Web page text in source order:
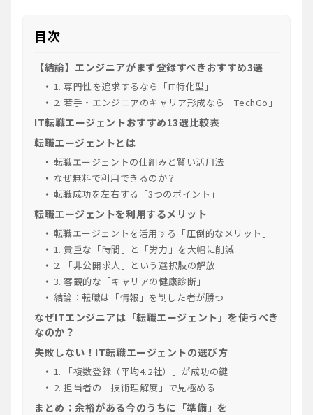
目次
【結論】エンジニアがまず登録すべきおすすめ3選
1. 専門性を追求するなら「IT特化型」
2. 若手・エンジニアのキャリア形成なら「TechGo」
IT転職エージェントおすすめ13選比較表
転職エージェントとは
転職エージェントの仕組みと賢い活用法
なぜ無料で利用できるのか？
転職成功を左右する「3つのポイント」
転職エージェントを利用するメリット
転職エージェントを活用する「圧倒的なメリット」
1. 貴重な「時間」と「労力」を大幅に削減
2. 「非公開求人」という選択肢の解放
3. 客観的な「キャリアの健康診断」
結論：転職は「情報」を制した者が勝つ
なぜITエンジニアは「転職エージェント」を使うべき
なのか？
失敗しない！IT転職エージェントの選び方
1. 「複数登録（平均4.2社）」が成功の鍵
2. 担当者の「技術理解度」で見極める
まとめ：余裕がある今のうちに「準備」を